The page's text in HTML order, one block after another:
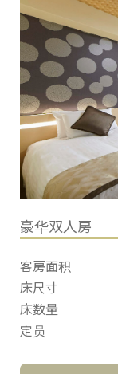
豪华双人房
客房面积
床尺寸
床数量
定员